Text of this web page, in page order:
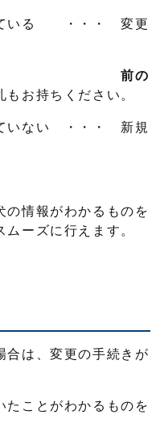
ている ・・・ 変更
前の
もお持ちください。
いない ・・・ 新規
の情報がわかるものを
ーズに行えます。
合は、変更の手続きが
たことがわかるものを